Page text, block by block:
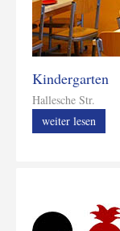
Kindergarten
Hallesche Str.
weiter lesen